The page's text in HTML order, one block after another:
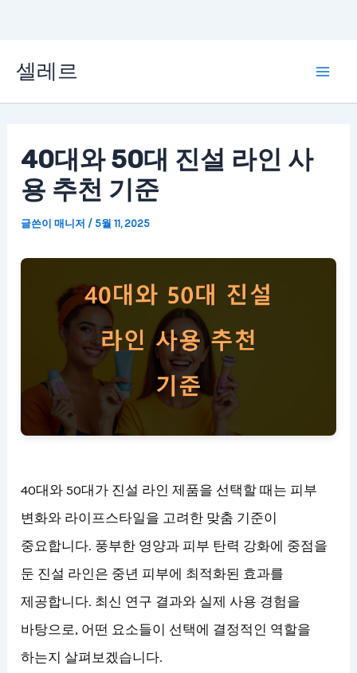
츠
셀레르
40대와 50대 진설 라인 사
용 추천 기준
글쓴이매니저 / 5월 11, 2025
40대와 50대가 진설 라인 제품을 선택할 때는 피부
변화와 라이프스타일을 고려한 맞춤 기준이
중요합니다. 풍부한 영양과 피부 탄력 강화에 중점을
둔 진설 라인은 중년 피부에 최적화된 효과를
제공합니다. 최신 연구 결과와 실제 사용 경험을
바탕으로, 어떤 요소들이 선택에 결정적인 역할을
하는지 살펴보겠습니다.